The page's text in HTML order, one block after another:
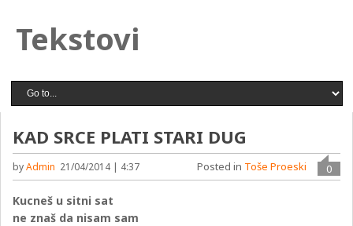
Tekstovi
KAD SRCE PLATI STARI DUG
byAdmin 21/04/2014 | 4:37 0
Posted in Toše Proeski
Kucneš u sitni sat
ne znaš da nisam sam